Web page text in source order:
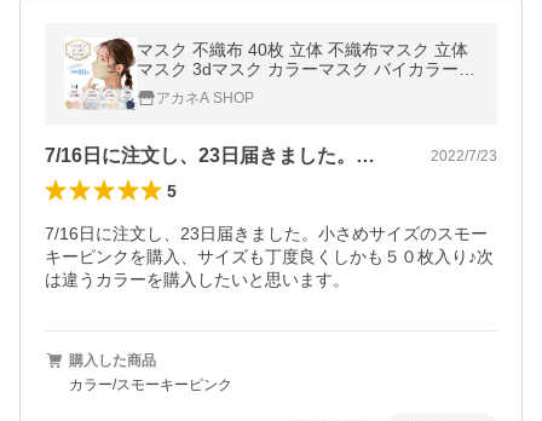
マスク 不織布 40枚 立体 不織布マスク 立体
マスク 3dマスク カラーマスク バイカラー
小顔マスク 使い捨てマスク おしゃれ 血色カ
ラー 大容量 バイカラーマスク
アカネA SHOP
7/16日に注文し、23日届きました。… 2022/7/23
5
7/16日に注文し、23日届きました。小さめサイズのスモー
キーピンクを購入、サイズも丁度良くしかも５０枚入り♪次
は違うカラーを購入したいと思います。
購入した商品
カラー/スモーキーピンク